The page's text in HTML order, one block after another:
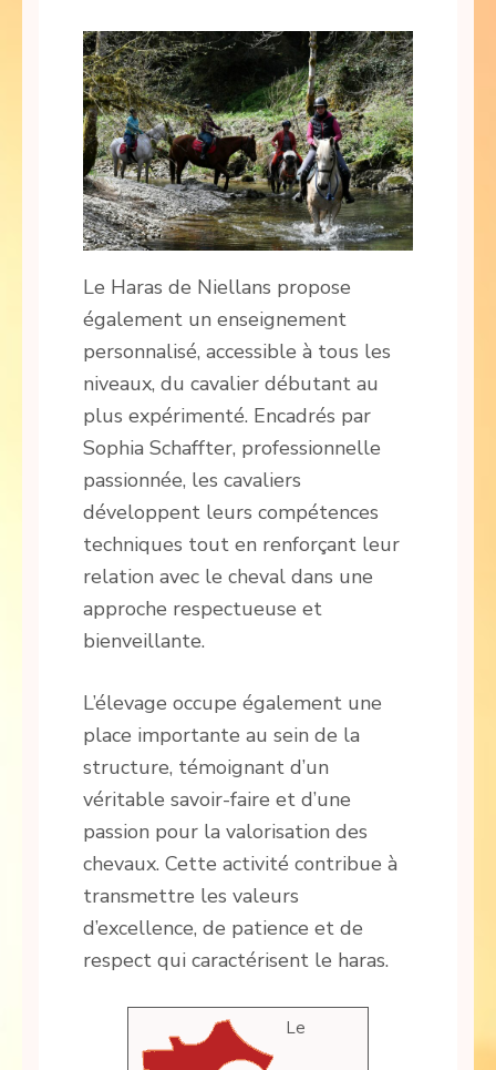
Le Haras de Niellans propose
également un enseignement
personnalisé, accessible à tous les
niveaux, du cavalier débutant au
plus expérimenté. Encadrés par
Sophia Schaffter, professionnelle
passionnée, les cavaliers
développent leurs compétences
techniques tout en renforçant leur
relation avec le cheval dans une
approche respectueuse et
bienveillante.
L’élevage occupe également une
place importante au sein de la
structure, témoignant d’un
véritable savoir-faire et d’une
passion pour la valorisation des
chevaux. Cette activité contribue à
transmettre les valeurs
d’excellence, de patience et de
respect qui caractérisent le haras.
Le